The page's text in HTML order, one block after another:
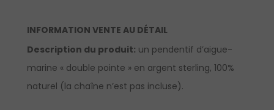
INFORMATION VENTE AU DÉTAIL
Description du produit: un pendentif d’aigue-
marine « double pointe » en argent sterling, 100%
naturel (la chaîne n’est pas incluse).